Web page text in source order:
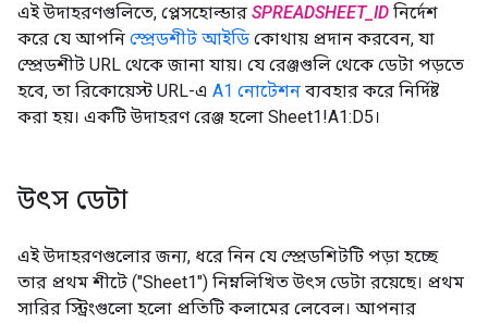
এই উদাহরণগুলিতে, প্লেসহোল্ডার SPREADSHEET_ID নির্দেশ
করে যে আপনি স্প্রেডশীট আইডি কোথায় প্রদান করবেন, যা
স্প্রেডশীট URL থেকে জানা যায়। যে রেঞ্জগুলি থেকে ডেটা পড়তে
হবে, তা রিকোয়েস্ট URL-এ A1 নোটেশন ব্যবহার করে নির্দিষ্ট
করা হয়। একটি উদাহরণ রেঞ্জ হলো Sheet1!A1:D5।
উৎস ডেটা
এই উদাহরণগুলোর জন্য, ধরে নিন যে স্প্রেডশিটটি পড়া হচ্ছে
তার প্রথম শীটে ("Sheet1") নিম্নলিখিত উৎস ডেটা রয়েছে। প্রথম
সারির স্ট্রিংগুলো হলো প্রতিটি কলামের লেবেল। আপনার